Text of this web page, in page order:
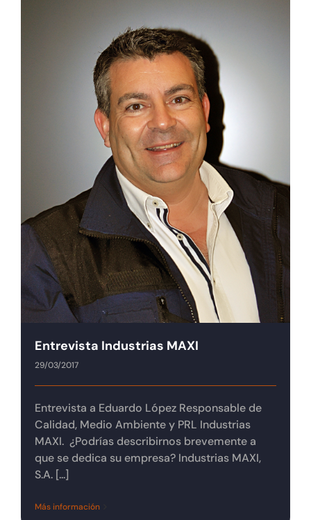
Entrevista Industrias MAXI
29/03/2017
Entrevista a Eduardo López Responsable de
Calidad, Medio Ambiente y PRL Industrias
MAXI. ¿Podrías describirnos brevemente a
que se dedica su empresa? Industrias MAXI,
S.A. [...]
Más información